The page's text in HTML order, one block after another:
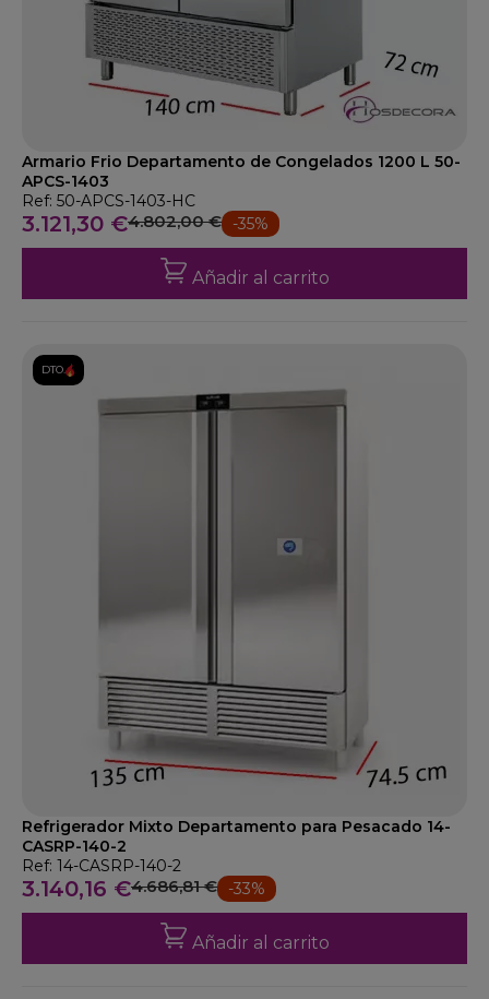
Armario Frio Departamento de Congelados 1200 L 50-
APCS-1403
Ref: 50-APCS-1403-HC
3.121,30 €4.802,00 € -35%
Añadir al carrito
DTO.
Refrigerador Mixto Departamento para Pesacado 14-
CASRP-140-2
Ref: 14-CASRP-140-2
3.140,16 €4.686,81 € -33%
Añadir al carrito